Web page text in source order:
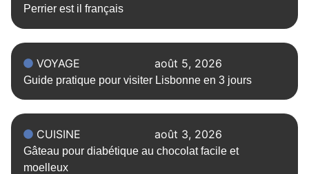
Perrier est il français
VOYAGE août 5, 2026
Guide pratique pour visiter Lisbonne en 3 jours
CUISINE août 3, 2026
Gâteau pour diabétique au chocolat facile et
moelleux